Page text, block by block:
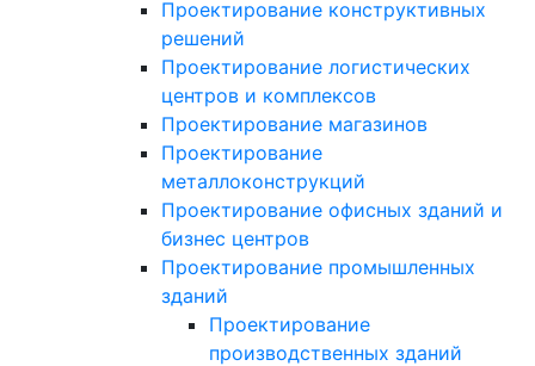
Проектирование конструктивных
решений
Проектирование логистических
центров и комплексов
Проектирование магазинов
Проектирование
металлоконструкций
Проектирование офисных зданий и
бизнес центров
Проектирование промышленных
зданий
Проектирование
производственных зданий